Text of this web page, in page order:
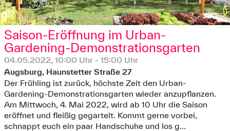
Saison-Eröffnung im Urban-
Gardening-Demonstrationsgarten
04.05.2022, 10:00 Uhr - 15:00 Uhr
Augsburg, Haunstetter Straße 27
Der Frühling ist zurück, höchste Zeit den Urban-
Gardening-Demonstrationsgarten wieder anzupflanzen.
Am Mittwoch, 4. Mai 2022, wird ab 10 Uhr die Saison
eröffnet und fleißig gegartelt. Kommt gerne vorbei,
schnappt euch ein paar Handschuhe und los g...